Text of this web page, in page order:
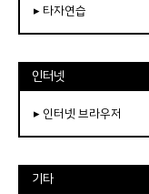
▸ 타자연습
인터넷
▸ 인터넷 브라우저
기타